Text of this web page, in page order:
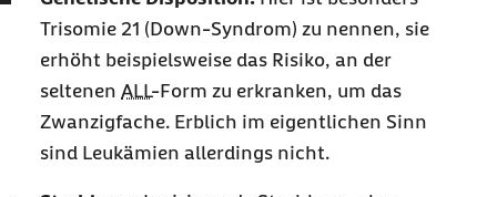
Trisomie 21 (Down-Syndrom) zu nennen, sie
erhöht beispielsweise das Risiko, an der
seltenen ALL-Form zu erkranken, um das
Zwanzigfache. Erblich im eigentlichen Sinn
sind Leukämien allerdings nicht.